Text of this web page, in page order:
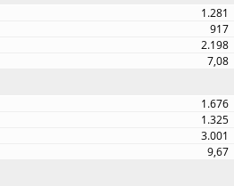
1.281
917
2.198
7,08
1.676
1.325
3.001
9,67